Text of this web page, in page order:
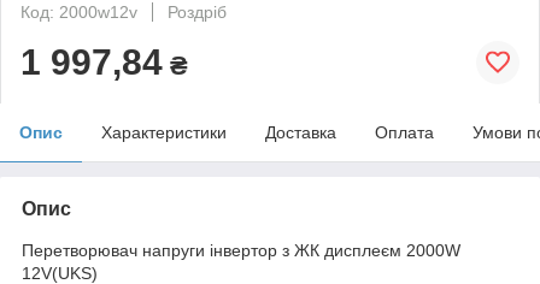
Код: 2000w12v
Роздріб
1 997,84 ₴
Опис Характеристики Доставка Оплата Умови
Опис
Перетворювач напруги інвертор з ЖК дисплеєм 2000W
12V(UKS)